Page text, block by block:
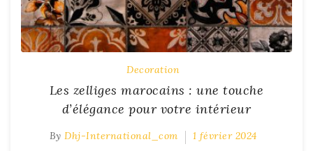
Decoration
Les zelliges marocains : une touche
d’élégance pour votre intérieur
By Dhj-International_com 1 février 2024